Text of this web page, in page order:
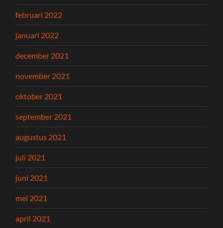
februari 2022
januari 2022
december 2021
november 2021
oktober 2021
september 2021
augustus 2021
juli 2021
juni 2021
mei 2021
april 2021